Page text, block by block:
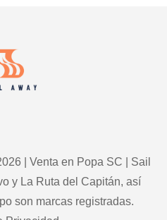
| Venta en Popa SC | Sail
y La Ruta del Capitán, así
son marcas registradas.